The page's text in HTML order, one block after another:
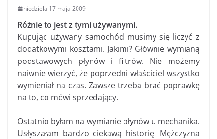
niedziela 17 maja 2009
Różnie to jest z tymi używanymi.
Kupując używany samochód musimy się liczyć z
dodatkowymi kosztami. Jakimi? Głównie wymianą
podstawowych płynów i filtrów. Nie możemy
naiwnie wierzyć, że poprzedni właściciel wszystko
wymieniał na czas. Zawsze trzeba brać poprawkę
na to, co mówi sprzedający.
Ostatnio byłam na wymianie płynów u mechanika.
Usłyszałam bardzo ciekawą historię. Mężczyzna